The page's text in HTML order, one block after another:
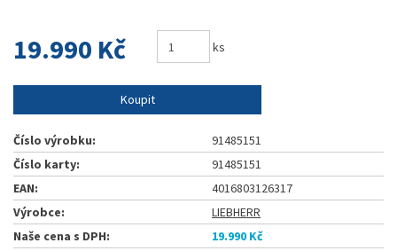
19.990 Kč ks
Koupit
Číslo výrobku:
91485151
Číslo karty:
91485151
EAN:
4016803126317
Výrobce:
LIEBHERR
Naše cena s DPH:
19.990 Kč